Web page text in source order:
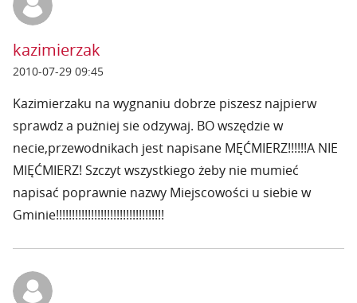
kazimierzak
2010-07-29 09:45
Kazimierzaku na wygnaniu dobrze piszesz najpierw
sprawdz a pużniej sie odzywaj. BO wszędzie w
necie,przewodnikach jest napisane MĘĆMIERZ!!!!!!A NIE
MIĘĆMIERZ! Szczyt wszystkiego żeby nie mumieć
napisać poprawnie nazwy Miejscowości u siebie w
Gminie!!!!!!!!!!!!!!!!!!!!!!!!!!!!!!!!!!